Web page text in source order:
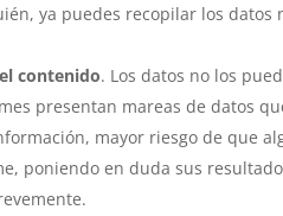
ya puedes recopilar los
contenido. Los datos no los
presentan mareas de datos
mayor riesgo de que
poniendo en duda sus